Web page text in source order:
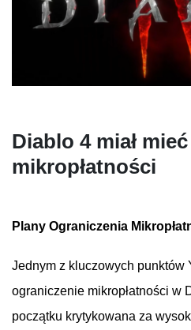
Diablo 4 miał mieć
mikropłatności
Plany Ograniczenia
Jednym z kluczowych punktów
ograniczenie mikropłatności w
początku krytykowana za